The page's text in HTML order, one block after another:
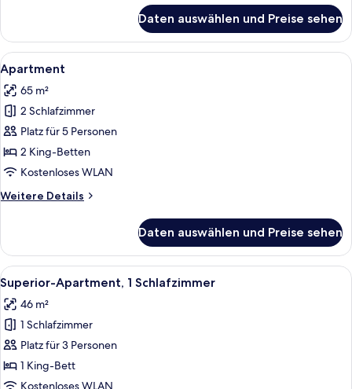
Daten auswählen und Preise sehen
Alle
Fotos
für
Apartment
anzeigen
Ein modernes Hotelzimmer mit
10
Apartment
65 m²
2 Schlafzimmer
Platz für 5 Personen
2 King-Betten
Kostenloses WLAN
Weitere Details
Weitere
Daten auswählen und Preise sehen
Alle
Fotos
für
Superior-
Apartment,
1
Schlafzimmer
Ein modernes Zimmer mit
11
Superior-Apartment, 1 Schlafzimmer
46 m²
1 Schlafzimmer
Platz für 3 Personen
1 King-Bett
Kostenloses WLAN